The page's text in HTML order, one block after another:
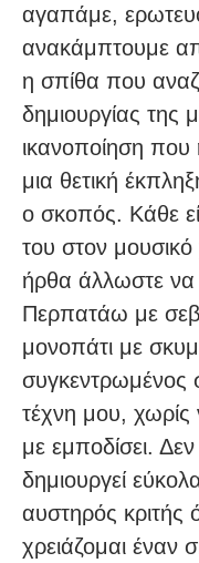
αγαπάμε,
ανακάμπτουμε
η σπίθα που
δημιουργίας της
ικανοποίηση
μια θετική
ο σκοπός. Κάθε
του στον
ήρθα άλλωστε
Περπατάω με
μονοπάτι με
συγκεντρωμένος
τέχνη μου,
με εμποδίσει.
δημιουργεί
αυστηρός κριτής
χρειάζομαι έναν